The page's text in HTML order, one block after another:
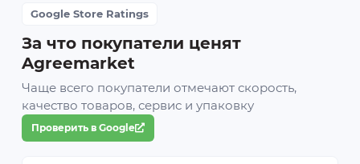
Google Store Ratings
За что покупатели ценят
Agreemarket
Чаще всего покупатели отмечают скорость,
качество товаров, сервис и упаковку
Проверить в Google